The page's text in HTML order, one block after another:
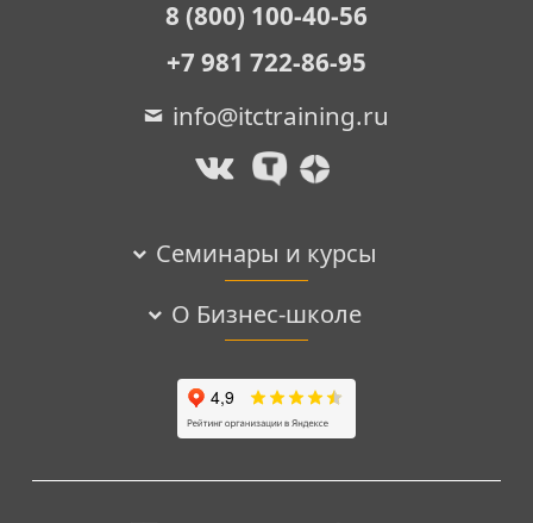
8 (800) 100-40-56
+7 981 722-86-95
info@itctraining.ru
Семинары и курсы
О Бизнес-школе